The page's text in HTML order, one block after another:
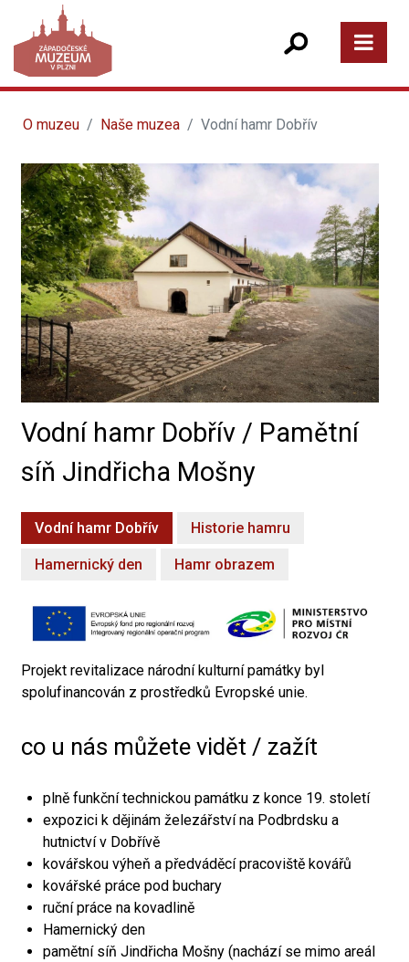
O muzeu Naše muzea Vodní hamr Dobřív
Vodní hamr Dobřív / Pamětní
síň Jindřicha Mošny
Vodní hamr Dobřív Historie hamru
Hamernický den Hamr obrazem
Projekt revitalizace národní kulturní památky byl
spolufinancován z prostředků Evropské unie.
co u nás můžete vidět / zažít
plně funkční technickou památku z konce 19. století
expozici k dějinám železářství na Podbrdsku a
hutnictví v Dobřívě
kovářskou výheň a předváděcí pracoviště kovářů
kovářské práce pod buchary
ruční práce na kovadlině
Hamernický den
pamětní síň Jindřicha Mošny (nachází se mimo areál